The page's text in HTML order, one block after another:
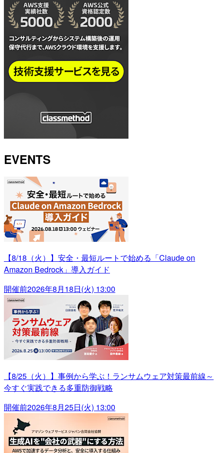
EVENTS
【8/18（火）】安全・最短ルートで始める「Claude on
Amazon Bedrock」導入ガイド
開催前2026年8月18日(火) 13:00
【8/25（火）】事例から学ぶ！ランサムウェア対策最前線～
今すぐ実践できる多重防御戦略
開催前2026年8月25日(火) 13:00